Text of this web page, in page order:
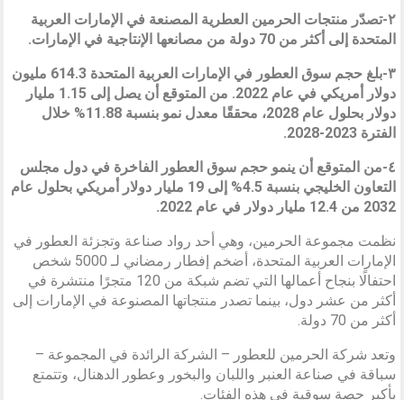
٢-تصدّر منتجات الحرمين العطرية المصنعة في الإمارات العربية
المتحدة إلى أكثر من 70 دولة من مصانعها الإنتاجية في الإمارات.
٣-بلغ حجم سوق العطور في الإمارات العربية المتحدة 614.3 مليون
دولار أمريكي في عام 2022. من المتوقع أن يصل إلى 1.15 مليار
دولار بحلول عام 2028، محققًا معدل نمو بنسبة 11.88% خلال
الفترة 2023-2028.
٤-من المتوقع أن ينمو حجم سوق العطور الفاخرة في دول مجلس
التعاون الخليجي بنسبة 4.5% إلى 19 مليار دولار أمريكي بحلول عام
2032 من 12.4 مليار دولار في عام 2022.
نظمت مجموعة الحرمين، وهي أحد رواد صناعة وتجزئة العطور في
الإمارات العربية المتحدة، أضخم إفطار رمضاني لـ 5000 شخص
احتفالًا بنجاح أعمالها التي تضم شبكة من 120 متجرًا منتشرة في
أكثر من عشر دول، بينما تصدر منتجاتها المصنوعة في الإمارات إلى
أكثر من 70 دولة.
وتعد شركة الحرمين للعطور – الشركة الرائدة في المجموعة –
سباقة في صناعة العنبر واللبان والبخور وعطور الدهنال، وتتمتع
بأكبر حصة سوقية في هذه الفئات.